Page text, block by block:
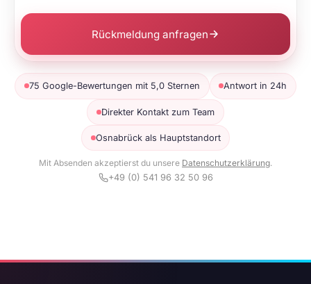
Rückmeldung anfragen
75 Google-Bewertungen mit 5,0 Sternen Antwort in 24h
Direkter Kontakt zum Team
Osnabrück als Hauptstandort
Mit Absenden akzeptierst du unsere Datenschutzerklärung.
+49 (0) 541 96 32 50 96